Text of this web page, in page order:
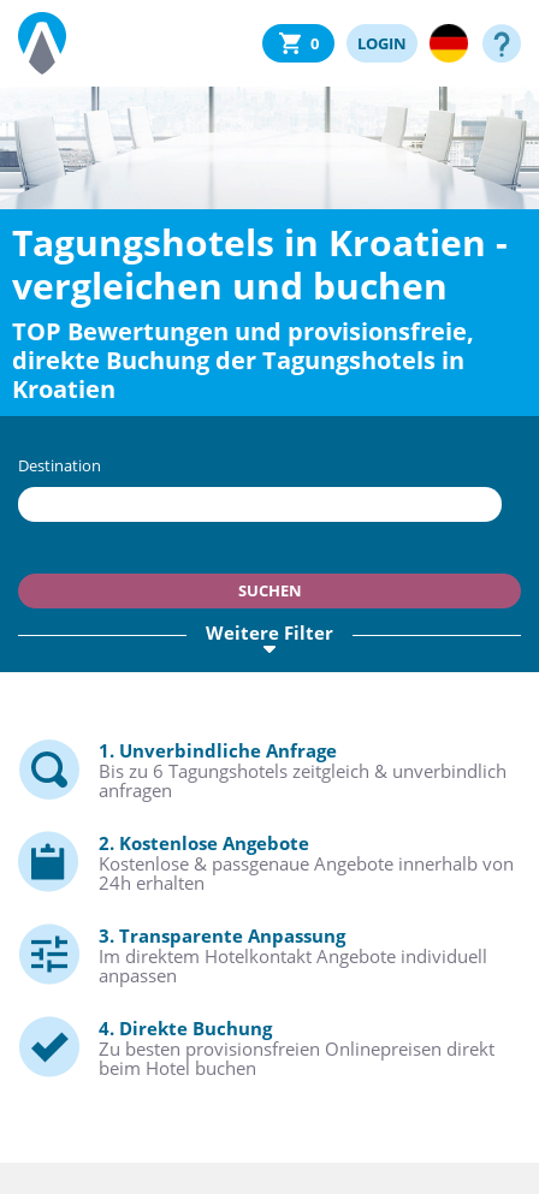
0 LOGIN
Tagungshotels in Kroatien -
vergleichen und buchen
TOP Bewertungen und provisionsfreie,
direkte Buchung der Tagungshotels in
Kroatien
Destination
SUCHEN
Weitere Filter
1. Unverbindliche Anfrage
Bis zu 6 Tagungshotels zeitgleich & unverbindlich
anfragen
2. Kostenlose Angebote
Kostenlose & passgenaue Angebote innerhalb von
24h erhalten
3. Transparente Anpassung
Im direktem Hotelkontakt Angebote individuell
anpassen
4. Direkte Buchung
Zu besten provisionsfreien Onlinepreisen direkt
beim Hotel buchen